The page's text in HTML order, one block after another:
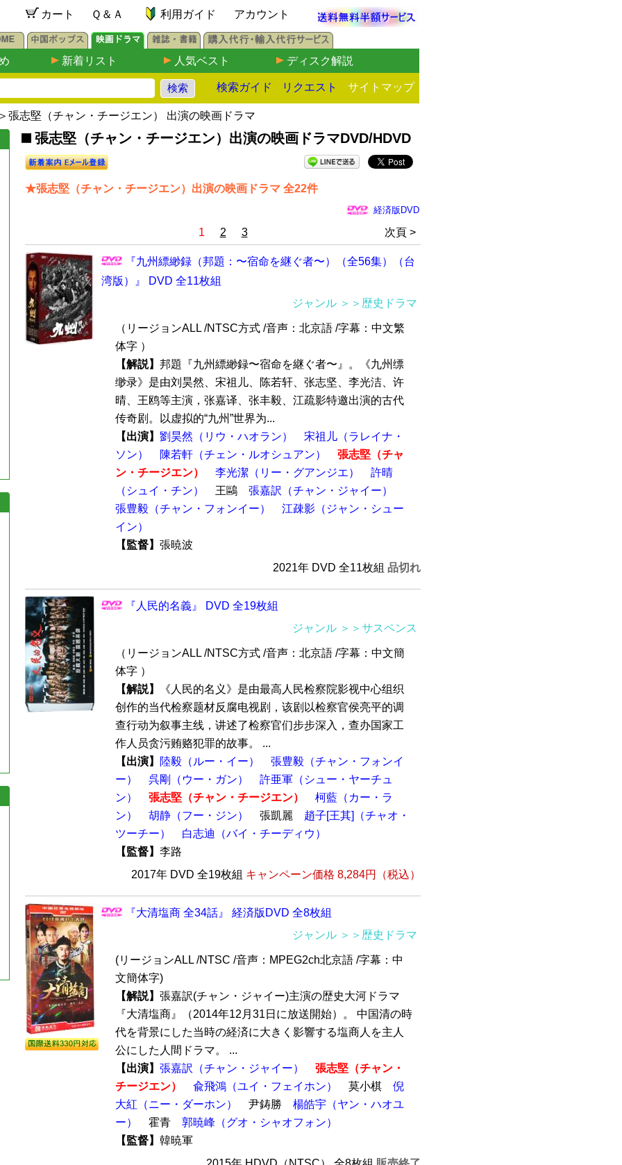
カート Ｑ＆Ａ 利用ガイド アカウント
新着リスト 人気ベスト ディスク解説
検索ガイド リクエスト サイトマップ
＞張志堅（チャン・チージエン） 出演の映画ドラマ
張志堅（チャン・チージエン）出演の映画ドラマDVD/HDVD
★張志堅（チャン・チージエン）出演の映画ドラマ 全22件
経済版DVD
次頁 >
1 2 3
『九州縹緲録（邦題：〜宿命を継ぐ者〜）（全56集）（台
湾版）』 DVD 全11枚組
ジャンル ＞＞歴史ドラマ
（リージョンALL /NTSC方式 /音声：北京語 /字幕：中文繁
体字 ）
【解説】 邦題『九州縹緲録〜宿命を継ぐ者〜』。《九州缥
缈录》是由刘昊然、宋祖儿、陈若轩、张志坚、李光洁、许
晴、王鸥等主演，张嘉译、张丰毅、江疏影特邀出演的古代
传奇剧。以虚拟的“九州”世界为...
【出演】 劉昊然（リウ・ハオラン）
宋祖儿（ラレイナ・
ソン）
陳若軒（チェン・ルオシュアン）
張志堅（チャ
ン・チージエン）
李光潔（リー・グアンジエ）
許晴
（シュイ・チン）
王鷗 張嘉訳（チャン・ジャイー）
張豊毅（チャン・フォンイー）
江疎影（ジャン・シュー
イン）
【監督】 張暁波
2021年 DVD 全11枚組 品切れ
『人民的名義』 DVD 全19枚組
ジャンル ＞＞サスペンス
（リージョンALL /NTSC方式 /音声：北京語 /字幕：中文簡
体字 ）
【解説】
《人民的名义》是由最高人民检察院影视中心组织
创作的当代检察题材反腐电视剧，该剧以检察官侯亮平的调
查行动为叙事主线，讲述了检察官们步步深入，查办国家工
作人员贪污贿赂犯罪的故事。 ...
【出演】
陸毅（ルー・イー）
張豊毅（チャン・フォンイ
ー）
呉剛（ウー・ガン）
許亜軍（シュー・ヤーチュ
ン）
張志堅（チャン・チージエン）
柯藍（カー・ラ
ン）
胡静（フー・ジン） 張凱麗 趙子[王其]（チャオ・
ツーチー）
白志迪（バイ・チーディウ）
【監督】 李路
2017年 DVD 全19枚組 キャンペーン価格 8,284円（税込）
『大清塩商 全34話』 経済版DVD 全8枚組
ジャンル ＞＞歴史ドラマ
(リージョンALL /NTSC /音声：MPEG2ch北京語 /字幕：中
文簡体字)
【解説】 張嘉訳(チャン・ジャイー)主演の歴史大河ドラマ
『大清塩商』（2014年12月31日に放送開始）。 中国清の時
代を背景にした当時の経済に大きく影響する塩商人を主人
公にした人間ドラマ。 ...
【出演】 張嘉訳（チャン・ジャイー）
張志堅（チャン・
チージエン）
兪飛鴻（ユイ・フェイホン） 莫小棋 倪
大紅（ニー・ダーホン）
尹鋳勝 楊皓宇（ヤン・ハオユ
ー）
霍青 郭暁峰（グオ・シャオフォン）
【監督】 韓暁軍